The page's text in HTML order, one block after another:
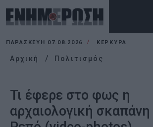
ΠΑΡΑΣΚΕΥΉ 07.08.2026 ΚΕΡΚΥΡΑ
Αρχική Πολιτισμός
Τι έφερε στο φως η
αρχαιολογική